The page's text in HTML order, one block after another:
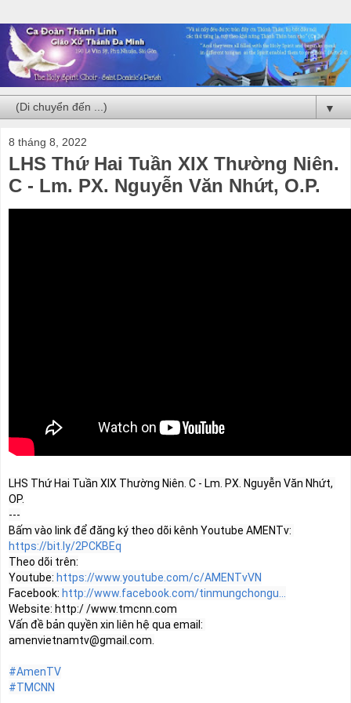
▼
8 tháng 8, 2022
LHS Thứ Hai Tuần XIX Thường Niên.
C - Lm. PX. Nguyễn Văn Nhứt, O.P.
LHS Thứ Hai Tuần XIX Thường Niên. C - Lm. PX. Nguyễn Văn Nhứt,
OP.
---
Bấm vào link để đăng ký theo dõi kênh Youtube AMENTv:
https://bit.ly/2PCKBEq
Theo dõi trên:
Youtube: https://www.youtube.com/c/AMENTvVN
Facebook: http://www.facebook.com/tinmungchongu...
Website: http:/ /www.tmcnn.com
amenvietnamtv@gmail.com.
#AmenTV
#TMCNN